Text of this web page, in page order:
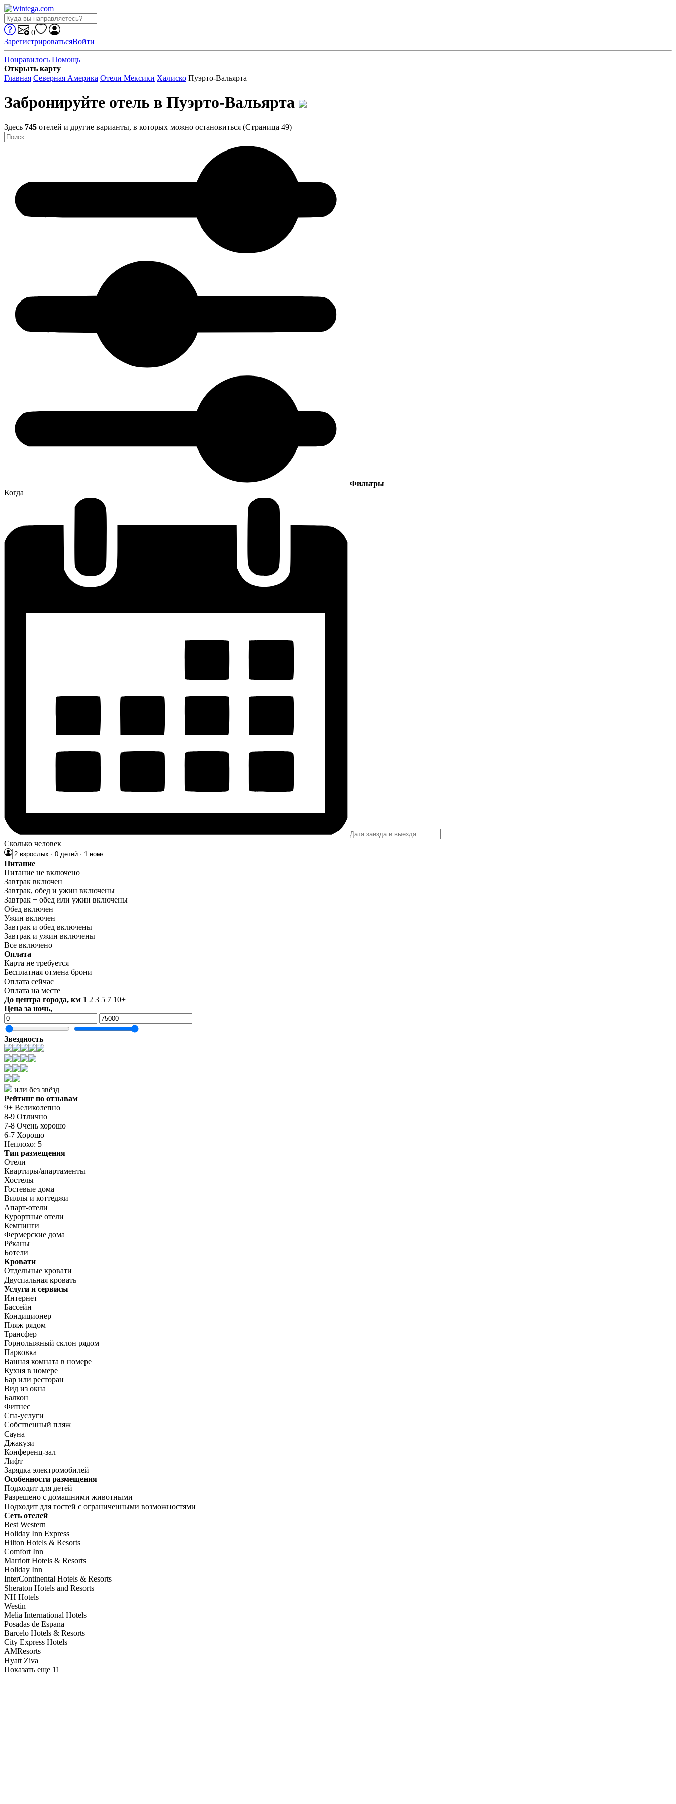
0
ЗарегистрироватьсяВойти
Понравилось Помощь
Открыть карту
Главная Северная Америка Отели Мексики Халиско Пуэрто-Вальярта
Забронируйте отель в Пуэрто-Вальярта
Здесь 745 отелей и другие варианты, в которых можно остановиться (Страница 49)
Фильтры
Когда
Сколько человек
Питание
Питание не включено
Завтрак включен
Завтрак, обед и ужин включены
Завтрак + обед или ужин включены
Обед включен
Ужин включен
Завтрак и обед включены
Завтрак и ужин включены
Все включено
Оплата
Карта не требуется
Бесплатная отмена брони
Оплата сейчас
Оплата на месте
До центра города, км 1 2 3 5 7 10+
Цена за ночь,
Звездность
или без звёзд
Рейтинг по отзывам
9+ Великолепно
8-9 Отлично
7-8 Очень хорошо
6-7 Хорошо
Неплохо: 5+
Тип размещения
Отели
Квартиры/апартаменты
Хостелы
Гостевые дома
Виллы и коттеджи
Апарт-отели
Курортные отели
Кемпинги
Фермерские дома
Рёканы
Ботели
Кровати
Отдельные кровати
Двуспальная кровать
Услуги и сервисы
Интернет
Бассейн
Кондиционер
Пляж рядом
Трансфер
Горнолыжный склон рядом
Парковка
Ванная комната в номере
Кухня в номере
Бар или ресторан
Вид из окна
Балкон
Фитнес
Спа-услуги
Собственный пляж
Сауна
Джакузи
Конференц-зал
Лифт
Зарядка электромобилей
Особенности размещения
Подходит для детей
Разрешено с домашними животными
Подходит для гостей с ограниченными возможностями
Сеть отелей
Best Western
Holiday Inn Express
Hilton Hotels & Resorts
Comfort Inn
Marriott Hotels & Resorts
Holiday Inn
InterContinental Hotels & Resorts
Sheraton Hotels and Resorts
NH Hotels
Westin
Melia International Hotels
Posadas de Espana
Barcelo Hotels & Resorts
City Express Hotels
AMResorts
Hyatt Ziva
Показать еще 11